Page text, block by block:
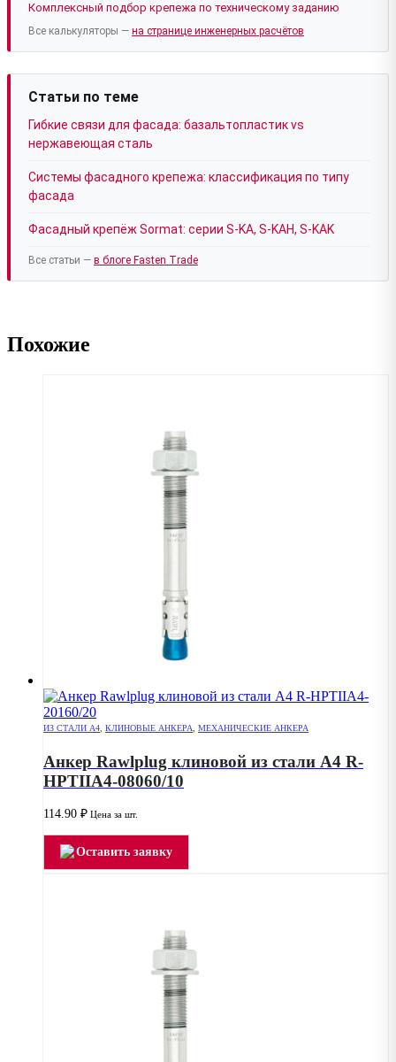
Комплексный подбор крепежа по техническому заданию
Все калькуляторы — на странице инженерных расчётов
Статьи по теме
Гибкие связи для фасада: базальтопластик vs
нержавеющая сталь
Системы фасадного крепежа: классификация по типу
фасада
Фасадный крепёж Sormat: серии S-KA, S-KAH, S-KAK
Все статьи — в блоге Fasten Trade
Похожие
ИЗ СТАЛИ А4, КЛИНОВЫЕ АНКЕРА, МЕХАНИЧЕСКИЕ АНКЕРА
Анкер Rawlplug клиновой из стали А4 R-
HPTIIA4-08060/10
114.90 ₽ Цена за шт.
Оставить заявку